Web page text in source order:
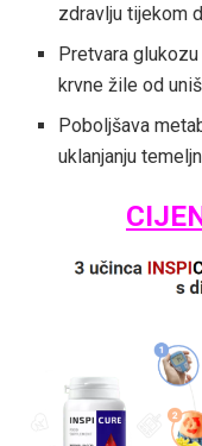
zdravlju tijekom
Pretvara
krvne žile od
Poboljšava
uklanjanju